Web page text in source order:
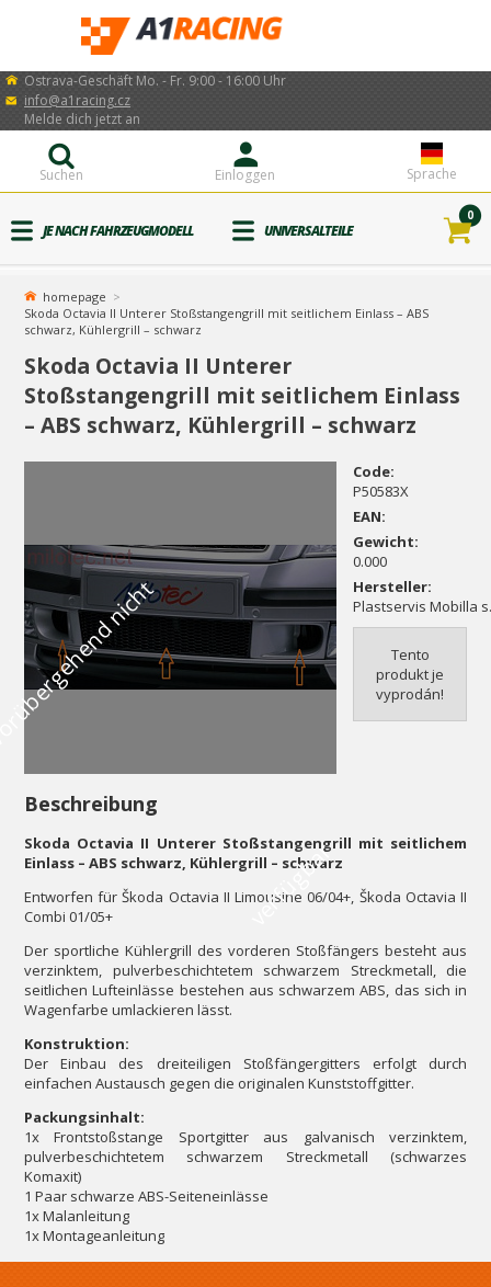
Ostrava-Geschäft Mo. - Fr. 9:00 - 16:00 Uhr
info@a1racing.cz
Sprache
Einloggen
Melde dich jetzt an
Suchen
JE NACH FAHRZEUGMODELL UNIVERSALTEILE
0
homepage
Skoda Octavia II Unterer Stoßstangengrill mit seitlichem Einlass – ABS
schwarz, Kühlergrill – schwarz
Skoda Octavia II Unterer
Stoßstangengrill mit seitlichem Einlass
– ABS schwarz, Kühlergrill – schwarz
r
Code:
P50583X
EAN:
Gewicht:
0.000
Hersteller:
Plastservis Mobilla
Tento
produkt je
vyprodán!
Beschreibung
Skoda Octavia II Unterer Stoßstangengrill mit seitlichem
Einlass – ABS schwarz, Kühlergrill – schwarz
Entworfen für Škoda Octavia II Limousine 06/04+, Škoda Octavia II
Combi 01/05+
Der sportliche Kühlergrill des vorderen Stoßfängers besteht aus
verzinktem, pulverbeschichtetem schwarzem Streckmetall, die
seitlichen Lufteinlässe bestehen aus schwarzem ABS, das sich in
Wagenfarbe umlackieren lässt.
Konstruktion:
Der Einbau des dreiteiligen Stoßfängergitters erfolgt durch
einfachen Austausch gegen die originalen Kunststoffgitter.
Packungsinhalt:
1x Frontstoßstange Sportgitter aus galvanisch verzinktem,
pulverbeschichtetem schwarzem Streckmetall (schwarzes
Komaxit)
1 Paar schwarze ABS-Seiteneinlässe
1x Malanleitung
1x Montageanleitung